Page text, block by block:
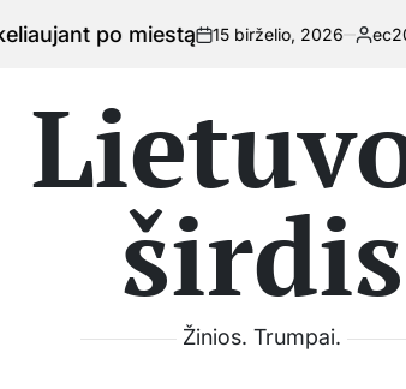
on
15 birželio, 2026
Posted
ec2024kaunas.lt
širdis
Žinios. Trumpai.